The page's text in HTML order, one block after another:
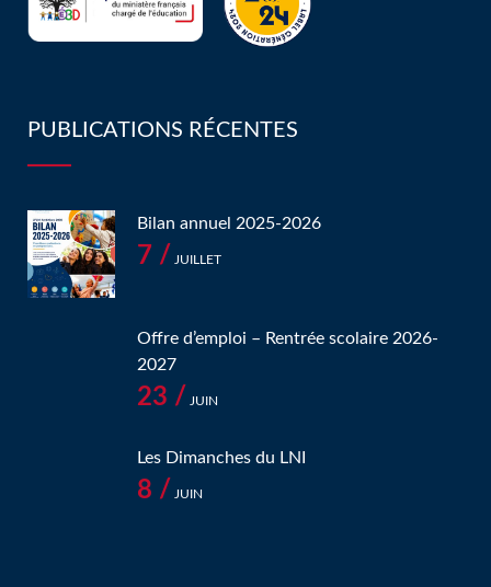
PUBLICATIONS RÉCENTES
Bilan annuel 2025-2026
7 / JUILLET
Offre d’emploi – Rentrée scolaire 2026-
2027
23 / JUIN
Les Dimanches du LNI
8 / JUIN